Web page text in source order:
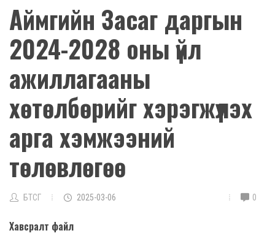
Аймгийн Засаг даргын
2024-2028 оны үйл
ажиллагааны
хөтөлбөрийг хэрэгжүүлэх
арга хэмжээний
төлөвлөгөө
БТСГ 2025-03-06 0
Хавсралт файл